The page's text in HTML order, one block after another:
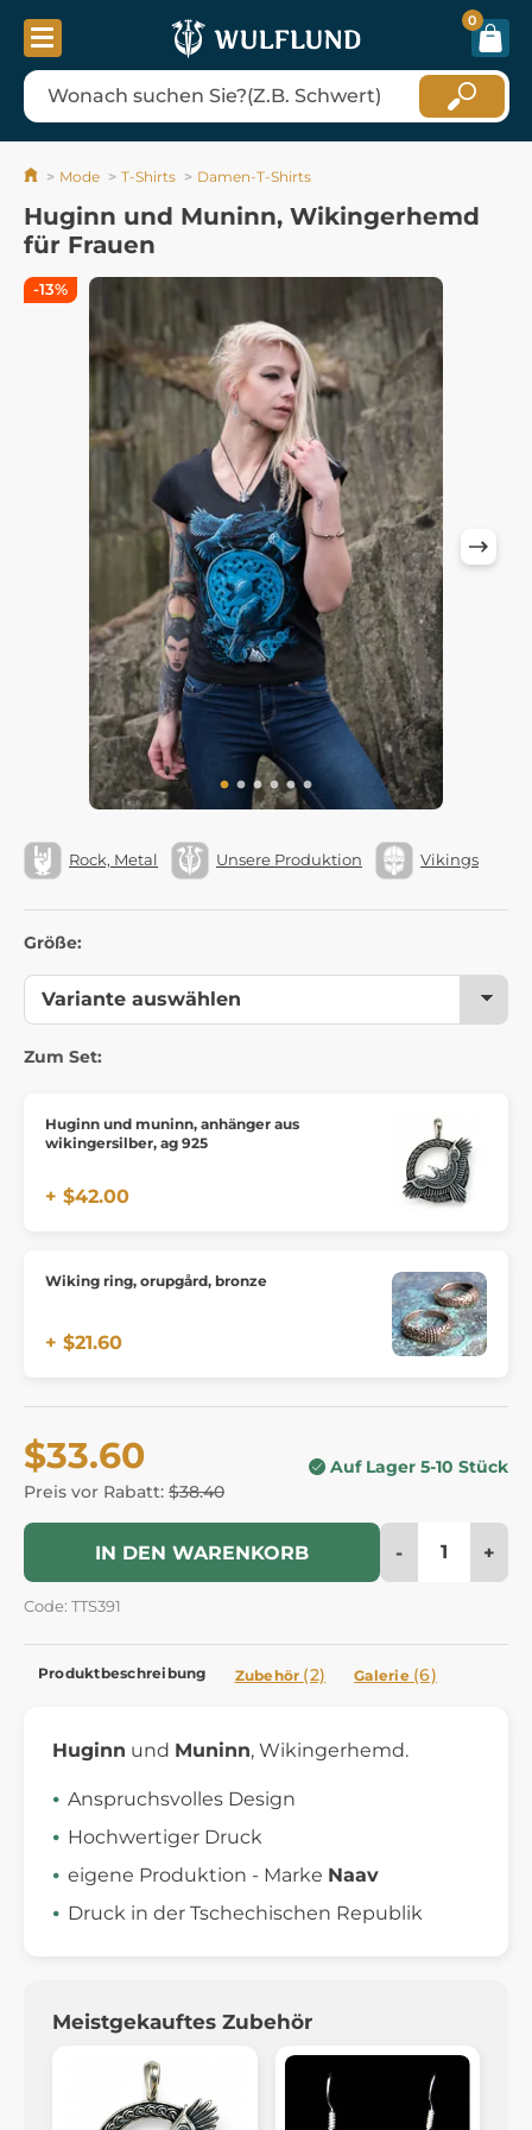
0
Mode T-Shirts Damen-T-Shirts
Huginn und Muninn, Wikingerhemd
für Frauen
Rock, Metal Unsere Produktion Vikings
Größe:
Zum Set:
Huginn und muninn, anhänger aus
wikingersilber, ag 925
+ $42.00
Wiking ring, orupgård, bronze
+ $21.60
$33.60
Preis vor Rabatt: $38.40
Auf Lager 5-10 Stück
IN DEN WARENKORB - +
Code: TTS391
-13%
Produktbeschreibung Zubehör (2) Galerie (6)
Huginn und Muninn, Wikingerhemd.
Anspruchsvolles Design
Hochwertiger Druck
eigene Produktion - Marke Naav
Druck in der Tschechischen Republik
Meistgekauftes Zubehör